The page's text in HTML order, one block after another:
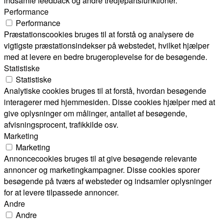
Performance
Performance
Præstationscookies bruges til at forstå og analysere de
vigtigste præstationsindekser på webstedet, hvilket hjælper
med at levere en bedre brugeroplevelse for de besøgende.
Statistiske
Statistiske
Analytiske cookies bruges til at forstå, hvordan besøgende
interagerer med hjemmesiden. Disse cookies hjælper med at
give oplysninger om målinger, antallet af besøgende,
afvisningsprocent, trafikkilde osv.
Marketing
Marketing
Annoncecookies bruges til at give besøgende relevante
annoncer og marketingkampagner. Disse cookies sporer
besøgende på tværs af websteder og indsamler oplysninger
for at levere tilpassede annoncer.
Andre
Andre